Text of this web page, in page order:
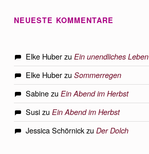
NEUESTE KOMMENTARE
Elke HuberzuEin unendliches Leben
Elke HuberzuSommerregen
SabinezuEin Abend im Herbst
SusizuEin Abend im Herbst
Jessica SchörnickzuDer Dolch